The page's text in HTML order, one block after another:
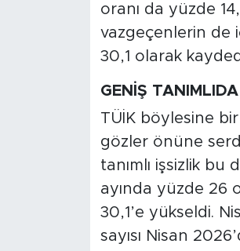
oranı da yüzde
vazgeçenlerin de
30,1 olarak
GENİŞ
TÜİK böylesine
gözler önüne
tanımlı işsizlik bu
ayında yüzde 26
30,1’e yükseldi.
sayısı Nisan